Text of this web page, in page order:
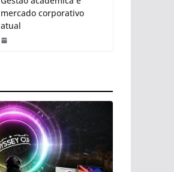
mercado corporativo
atual